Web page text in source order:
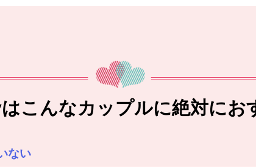
こんなカップルに絶対にお
ない